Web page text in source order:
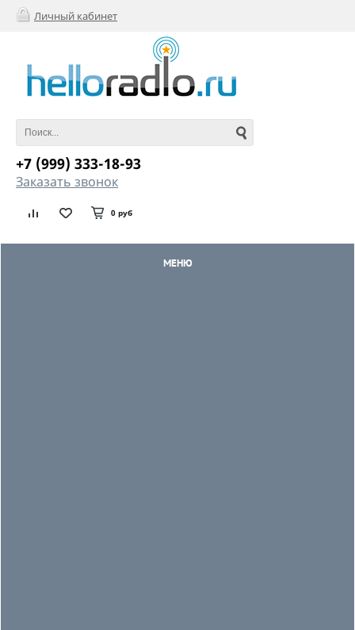
Личный кабинет
+7 (999) 333-18-93
Заказать звонок
0 руб
МЕНЮ